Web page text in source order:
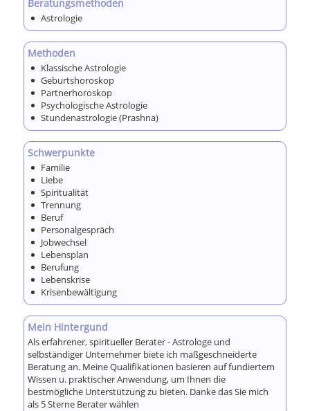
Beratungsmethoden
Astrologie
Methoden
Klassische Astrologie
Geburtshoroskop
Partnerhoroskop
Psychologische Astrologie
Stundenastrologie (Prashna)
Schwerpunkte
Familie
Liebe
Spiritualität
Trennung
Beruf
Personalgespräch
Jobwechsel
Lebensplan
Berufung
Lebenskrise
Krisenbewältigung
Mein Hintergund
Als erfahrener, spiritueller Berater - Astrologe und
selbständiger Unternehmer biete ich maßgeschneiderte
Beratung an. Meine Qualifikationen basieren auf fundiertem
Wissen u. praktischer Anwendung, um Ihnen die
bestmögliche Unterstützung zu bieten. Danke das Sie mich
als 5 Sterne Berater wählen